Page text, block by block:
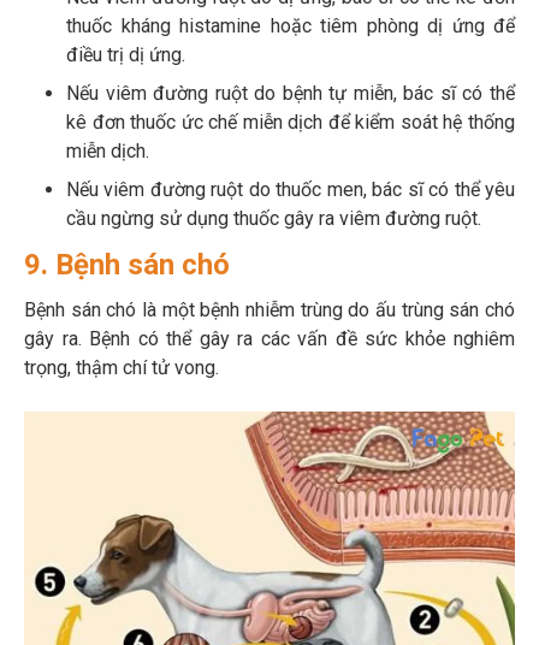
thuốc kháng histamine hoặc tiêm phòng dị ứng để
điều trị dị ứng.
Nếu viêm đường ruột do bệnh tự miễn, bác sĩ có thể
kê đơn thuốc ức chế miễn dịch để kiểm soát hệ thống
miễn dịch.
Nếu viêm đường ruột do thuốc men, bác sĩ có thể yêu
cầu ngừng sử dụng thuốc gây ra viêm đường ruột.
9. Bệnh sán chó
Bệnh sán chó là một bệnh nhiễm trùng do ấu trùng sán chó
gây ra. Bệnh có thể gây ra các vấn đề sức khỏe nghiêm
trọng, thậm chí tử vong.